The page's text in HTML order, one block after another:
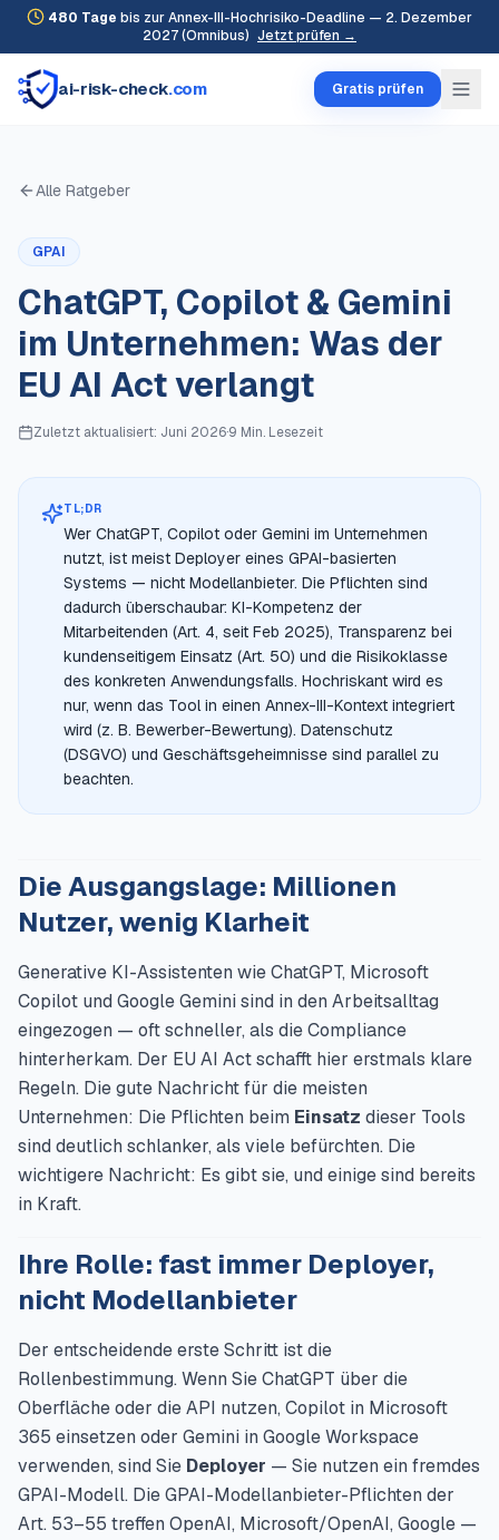
480 Tage bis zur Annex-III-Hochrisiko-Deadline — 2. Dezember
2027 (Omnibus) Jetzt prüfen →
ai-risk-check.com Gratis prüfen
Alle Ratgeber
GPAI
ChatGPT, Copilot & Gemini
im Unternehmen: Was der
EU AI Act verlangt
Zuletzt aktualisiert: Juni 2026·9 Min. Lesezeit
TL;DR
Wer ChatGPT, Copilot oder Gemini im Unternehmen
nutzt, ist meist Deployer eines GPAI-basierten
Systems — nicht Modellanbieter. Die Pflichten sind
dadurch überschaubar: KI-Kompetenz der
Mitarbeitenden (Art. 4, seit Feb 2025), Transparenz bei
kundenseitigem Einsatz (Art. 50) und die Risikoklasse
des konkreten Anwendungsfalls. Hochriskant wird es
nur, wenn das Tool in einen Annex-III-Kontext integriert
wird (z. B. Bewerber-Bewertung). Datenschutz
(DSGVO) und Geschäftsgeheimnisse sind parallel zu
beachten.
Die Ausgangslage: Millionen
Nutzer, wenig Klarheit
Generative KI-Assistenten wie ChatGPT, Microsoft
Copilot und Google Gemini sind in den Arbeitsalltag
eingezogen — oft schneller, als die Compliance
hinterherkam. Der EU AI Act schafft hier erstmals klare
Regeln. Die gute Nachricht für die meisten
Unternehmen: Die Pflichten beim Einsatz dieser Tools
sind deutlich schlanker, als viele befürchten. Die
wichtigere Nachricht: Es gibt sie, und einige sind bereits
in Kraft.
Ihre Rolle: fast immer Deployer,
nicht Modellanbieter
Der entscheidende erste Schritt ist die
Rollenbestimmung. Wenn Sie ChatGPT über die
Oberfläche oder die API nutzen, Copilot in Microsoft
365 einsetzen oder Gemini in Google Workspace
verwenden, sind Sie Deployer — Sie nutzen ein fremdes
GPAI-Modell. Die GPAI-Modellanbieter-Pflichten der
Art. 53–55 treffen OpenAI, Microsoft/OpenAI, Google —